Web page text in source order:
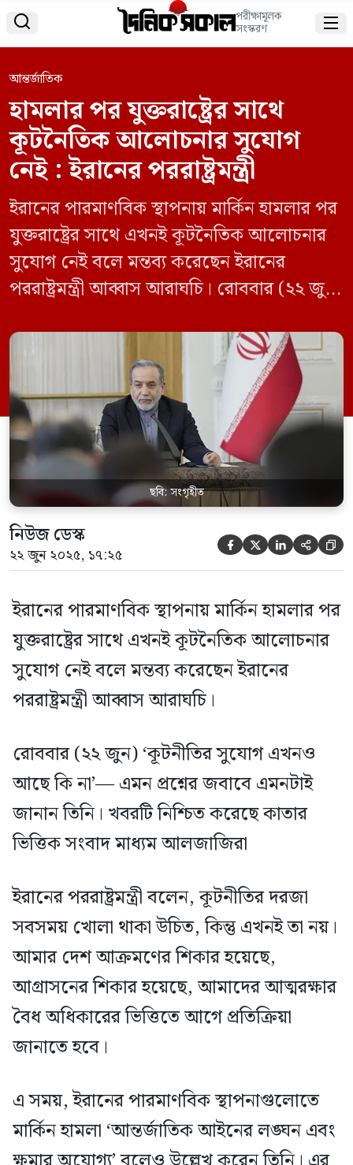
 পরীক্ষামূলক
সংস্করণ 
আন্তর্জাতিক
হামলার পর যুক্তরাষ্ট্রের সাথে
কূটনৈতিক আলোচনার সুযোগ
নেই : ইরানের পররাষ্ট্রমন্ত্রী
ইরানের পারমাণবিক স্থাপনায় মার্কিন হামলার পর
যুক্তরাষ্ট্রের সাথে এখনই কূটনৈতিক আলোচনার
সুযোগ নেই বলে মন্তব্য করেছেন ইরানের
পররাষ্ট্রমন্ত্রী আব্বাস আরাঘচি। রোববার (২২ জুন)
প্রশ্নের জবাবে এমনটাই জানান তিনি। খবরটি
নিশ্চিত করেছে কাতার ভিত্তিক সংবাদ মাধ্যম
আলজাজিরা ইরানের পররাষ্ট্রমন্ত্রী বলেন,
কূটনীতির দরজা সবসময় খোলা থাকা উচিত,
কিন্তু এখনই তা […]
ছবি: সংগৃহীত
নিউজ ডেস্ক
২২ জুন ২০২৫, ১৭:২৫     
ইরানের পারমাণবিক স্থাপনায় মার্কিন হামলার পর
যুক্তরাষ্ট্রের সাথে এখনই কূটনৈতিক আলোচনার
সুযোগ নেই বলে মন্তব্য করেছেন ইরানের
পররাষ্ট্রমন্ত্রী আব্বাস আরাঘচি।
রোববার (২২ জুন) ‘কূটনীতির সুযোগ এখনও
আছে কি না’— এমন প্রশ্নের জবাবে এমনটাই
জানান তিনি। খবরটি নিশ্চিত করেছে কাতার
ভিত্তিক সংবাদ মাধ্যম আলজাজিরা
ইরানের পররাষ্ট্রমন্ত্রী বলেন, কূটনীতির দরজা
সবসময় খোলা থাকা উচিত, কিন্তু এখনই তা নয়।
আমার দেশ আক্রমণের শিকার হয়েছে,
আগ্রাসনের শিকার হয়েছে, আমাদের আত্মরক্ষার
বৈধ অধিকারের ভিত্তিতে আগে প্রতিক্রিয়া
জানাতে হবে।
এ সময়, ইরানের পারমাণবিক স্থাপনাগুলোতে
মার্কিন হামলা ‘আন্তর্জাতিক আইনের লঙ্ঘন এবং